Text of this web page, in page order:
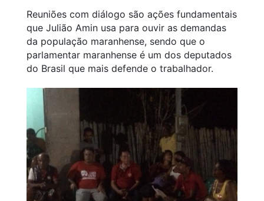
Reuniões com diálogo são ações fundamentais
que Julião Amin usa para ouvir as demandas
da população maranhense, sendo que o
parlamentar maranhense é um dos deputados
do Brasil que mais defende o trabalhador.